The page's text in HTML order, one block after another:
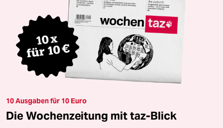
10 Ausgaben für 10 Euro
Die Wochenzeitung mit taz-Blick